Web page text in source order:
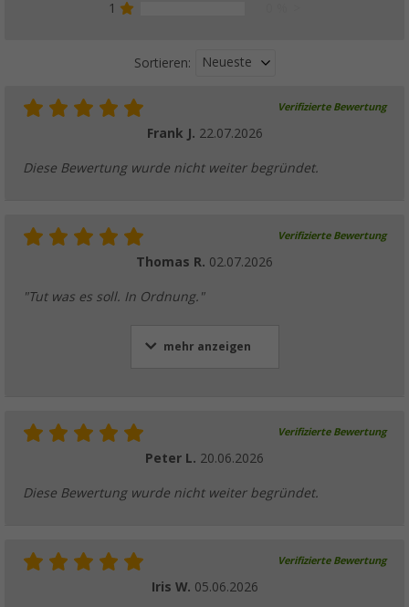
1
Sortieren: Neueste
Verifizierte Bewertung
Frank J. 22.07.2026
Diese Bewertung wurde nicht weiter begründet.
Verifizierte Bewertung
Thomas R. 02.07.2026
"Tut was es soll. In Ordnung."
mehr anzeigen
Verifizierte Bewertung
Peter L. 20.06.2026
Diese Bewertung wurde nicht weiter begründet.
Verifizierte Bewertung
Iris W. 05.06.2026